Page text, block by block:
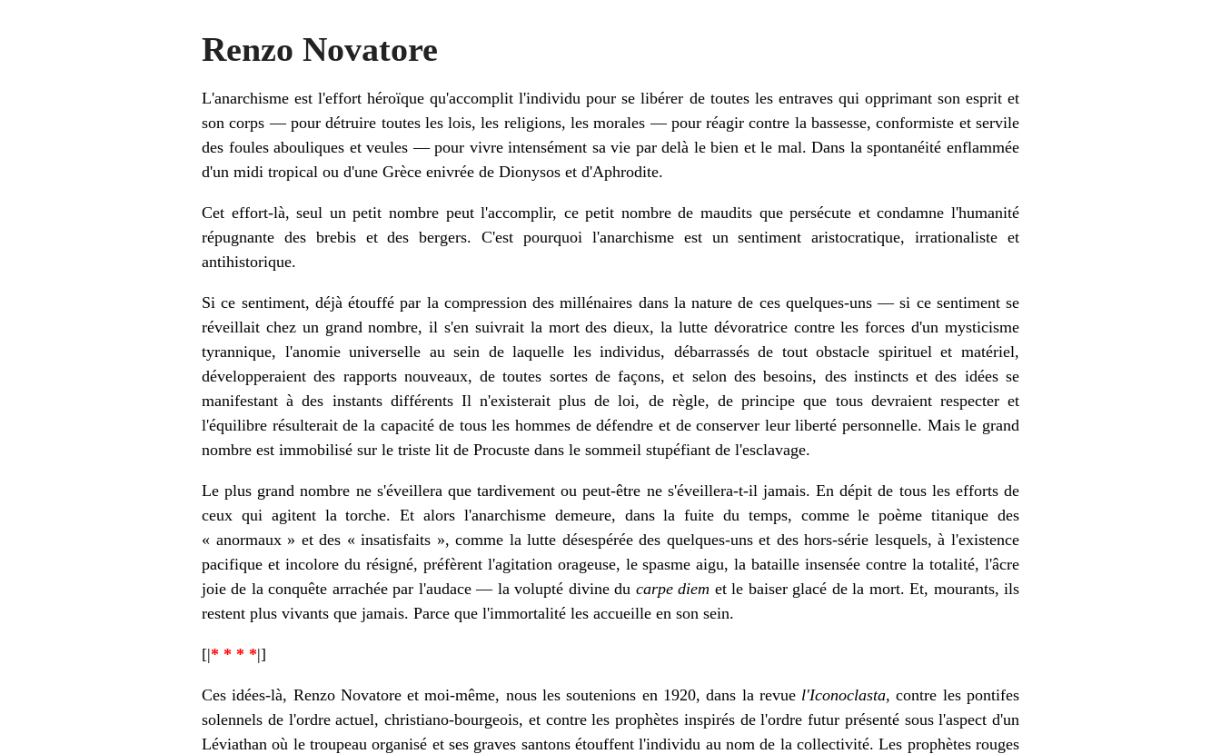
Renzo Novatore
L'anarchisme est l'effort héroïque qu'accomplit l'individu pour se libérer de toutes les entraves qui opprimant son esprit et
son corps — pour détruire toutes les lois, les religions, les morales — pour réagir contre la bassesse, conformiste et servile
des foules abouliques et veules — pour vivre intensément sa vie par delà le bien et le mal. Dans la spontanéité enflammée
d'un midi tropical ou d'une Grèce enivrée de Dionysos et d'Aphrodite.
Cet effort-là, seul un petit nombre peut l'accomplir, ce petit nombre de maudits que persécute et condamne l'humanité
répugnante des brebis et des bergers. C'est pourquoi l'anarchisme est un sentiment aristocratique, irrationaliste et
antihistorique.
Si ce sentiment, déjà étouffé par la compression des millénaires dans la nature de ces quelques-uns — si ce sentiment se
réveillait chez un grand nombre, il s'en suivrait la mort des dieux, la lutte dévoratrice contre les forces d'un mysticisme
tyrannique, l'anomie universelle au sein de laquelle les individus, débarrassés de tout obstacle spirituel et matériel,
développeraient des rapports nouveaux, de toutes sortes de façons, et selon des besoins, des instincts et des idées se
manifestant à des instants différents Il n'existerait plus de loi, de règle, de principe que tous devraient respecter et
l'équilibre résulterait de la capacité de tous les hommes de défendre et de conserver leur liberté personnelle. Mais le grand
nombre est immobilisé sur le triste lit de Procuste dans le sommeil stupéfiant de l'esclavage.
Le plus grand nombre ne s'éveillera que tardivement ou peut-être ne s'éveillera-t-il jamais. En dépit de tous les efforts de
ceux qui agitent la torche. Et alors l'anarchisme demeure, dans la fuite du temps, comme le poème titanique des
« anormaux » et des « insatisfaits », comme la lutte désespérée des quelques-uns et des hors-série lesquels, à l'existence
pacifique et incolore du résigné, préfèrent l'agitation orageuse, le spasme aigu, la bataille insensée contre la totalité, l'âcre
joie de la conquête arrachée par l'audace — la volupté divine du carpe diem et le baiser glacé de la mort. Et, mourants, ils
restent plus vivants que jamais. Parce que l'immortalité les accueille en son sein.
[|* * * *|]
Ces idées-là, Renzo Novatore et moi-même, nous les soutenions en 1920, dans la revue l'Iconoclasta, contre les pontifes
solennels de l'ordre actuel, christiano-bourgeois, et contre les prophètes inspirés de l'ordre futur présenté sous l'aspect d'un
Léviathan où le troupeau organisé et ses graves santons étouffent l'individu au nom de la collectivité. Les prophètes rouges